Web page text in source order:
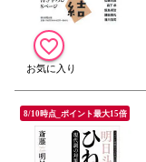
8/10時点_ポイント最大15倍